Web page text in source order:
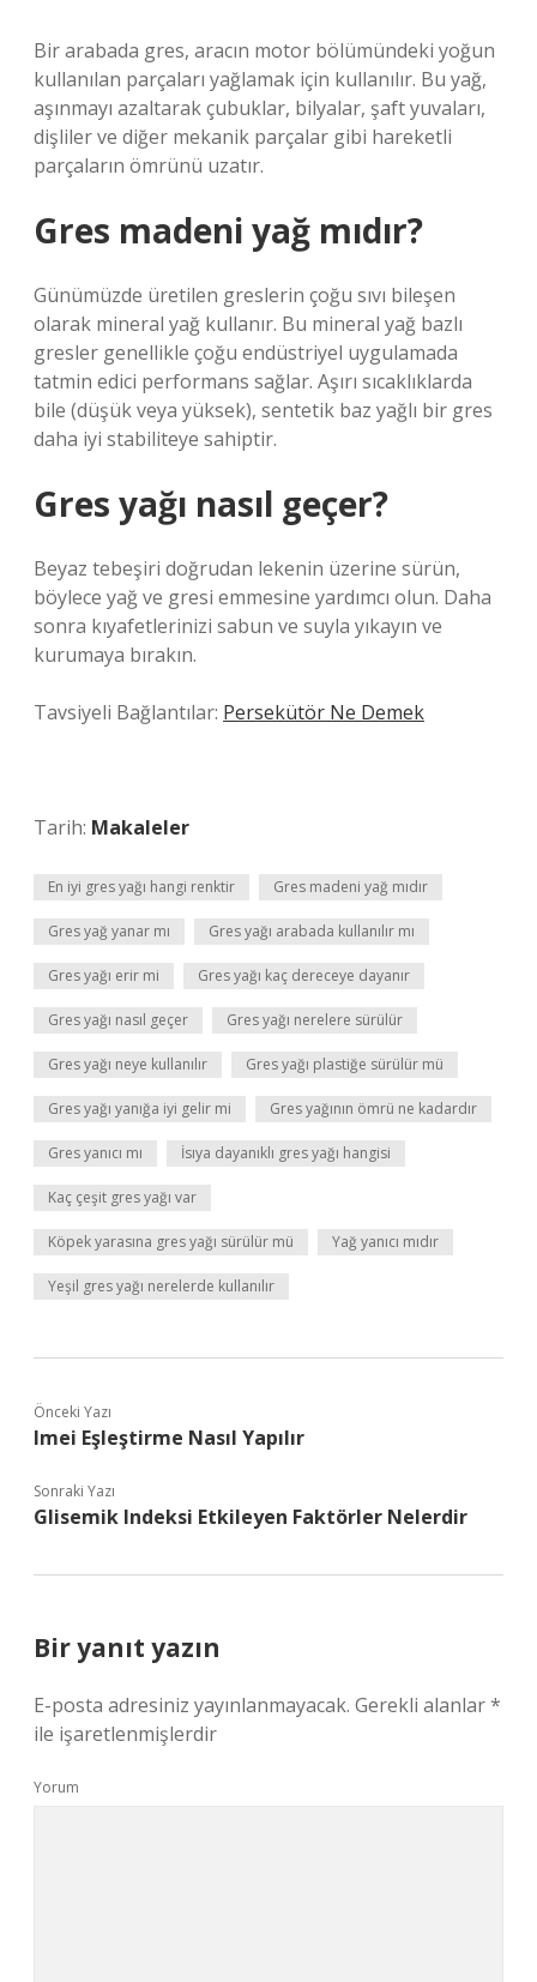
Bir arabada gres, aracın motor bölümündeki yoğun
kullanılan parçaları yağlamak için kullanılır. Bu yağ,
aşınmayı azaltarak çubuklar, bilyalar, şaft yuvaları,
dişliler ve diğer mekanik parçalar gibi hareketli
parçaların ömrünü uzatır.
Gres madeni yağ mıdır?
Günümüzde üretilen greslerin çoğu sıvı bileşen
olarak mineral yağ kullanır. Bu mineral yağ bazlı
gresler genellikle çoğu endüstriyel uygulamada
tatmin edici performans sağlar. Aşırı sıcaklıklarda
bile (düşük veya yüksek), sentetik baz yağlı bir gres
daha iyi stabiliteye sahiptir.
Gres yağı nasıl geçer?
Beyaz tebeşiri doğrudan lekenin üzerine sürün,
böylece yağ ve gresi emmesine yardımcı olun. Daha
sonra kıyafetlerinizi sabun ve suyla yıkayın ve
kurumaya bırakın.
Tavsiyeli Bağlantılar: Persekütör Ne Demek
Tarih: Makaleler
En iyi gres yağı hangi renktir Gres madeni yağ mıdır
Gres yağ yanar mı Gres yağı arabada kullanılır mı
Gres yağı erir mi Gres yağı kaç dereceye dayanır
Gres yağı nasıl geçer Gres yağı nerelere sürülür
Gres yağı neye kullanılır Gres yağı plastiğe sürülür mü
Gres yağı yanığa iyi gelir mi Gres yağının ömrü ne kadardır
Gres yanıcı mı İsıya dayanıklı gres yağı hangisi
Kaç çeşit gres yağı var
Köpek yarasına gres yağı sürülür mü Yağ yanıcı mıdır
Yeşil gres yağı nerelerde kullanılır
Önceki Yazı
Imei Eşleştirme Nasıl Yapılır
Sonraki Yazı
Glisemik Indeksi Etkileyen Faktörler Nelerdir
Bir yanıt yazın
E-posta adresiniz yayınlanmayacak. Gerekli alanlar*
ile işaretlenmişlerdir
Yorum